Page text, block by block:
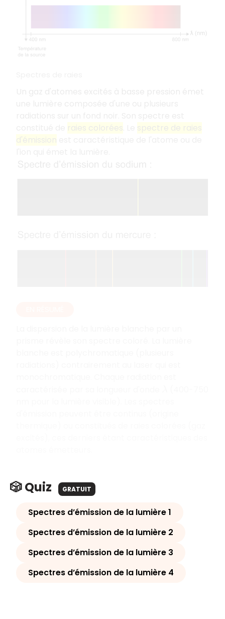
🎲 Quiz GRATUIT
Spectres d’émission de la lumière 1
Spectres d’émission de la lumière 2
Spectres d’émission de la lumière 3
Spectres d’émission de la lumière 4